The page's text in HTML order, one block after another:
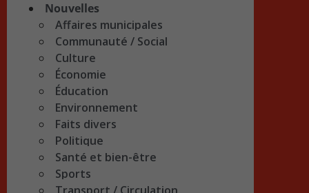
Nouvelles
Affaires municipales
Communauté / Social
Culture
Économie
Éducation
Environnement
Faits divers
Politique
Santé et bien-être
Sports